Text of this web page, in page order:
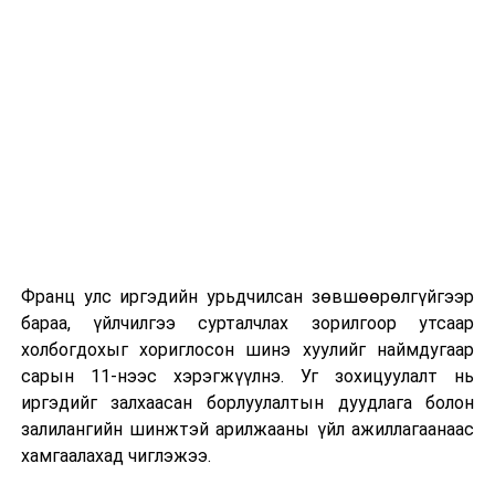
2026 оны 9 дүгээр сарын 13-наас оюутнуудыг
дотуур байранд оруулж эхэлнэ.
Сургууль, цэцэрлэгийн үйл ажиллагааны
зохицуулалт
2026 оны 8 дугаар сарын 17–28-ны өдрүүдэд
Франц улс иргэдийн урьдчилсан зөвшөөрөлгүйгээр
бараа, үйлчилгээ сурталчлах зорилгоор утсаар
холбогдохыг хориглосон шинэ хуулийг наймдугаар
сарын 11-нээс хэрэгжүүлнэ. Уг зохицуулалт нь
иргэдийг залхаасан борлуулалтын дуудлага болон
залилангийн шинжтэй арилжааны үйл ажиллагаанаас
хамгаалахад чиглэжээ.